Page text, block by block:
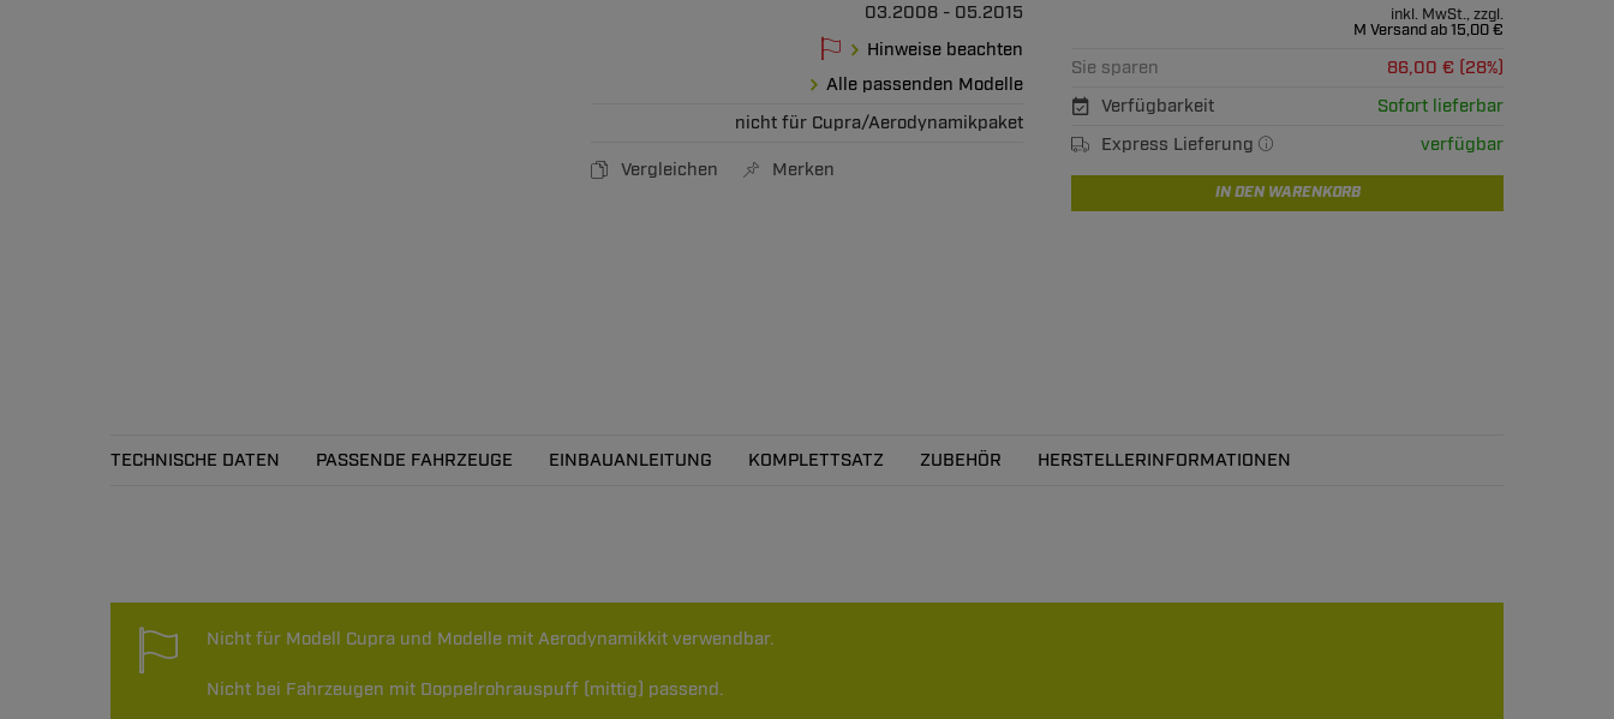
03.2008 - 05.2015
Hinweise beachten
Alle passenden Modelle
nicht für Cupra/Aerodynamikpaket
Vergleichen Merken
inkl. MwSt., zzgl.
M Versand ab 15,00 €
Sie sparen
86,00 € (28%)
Verfügbarkeit
Sofort lieferbar
Express Lieferung
verfügbar
IN DEN WARENKORB
TECHNISCHE DATEN PASSENDE FAHRZEUGE EINBAUANLEITUNG KOMPLETTSATZ ZUBEHÖR HERSTELLERINFORMATIONEN
Nicht für Modell Cupra und Modelle mit Aerodynamikkit verwendbar.
Nicht bei Fahrzeugen mit Doppelrohrauspuff (mittig) passend.